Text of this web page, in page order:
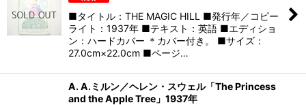
■タイトル：THE MAGIC HILL ■発行年／コピー
ライト：1937年 ■テキスト：英語 ■エディショ
ン：ハードカバー ＊カバー付き。 ■サイズ：
27.0cm×22.0cm ■ページ…
A. A.ミルン／ヘレン・スウェル「The Princess
and the Apple Tree」1937年